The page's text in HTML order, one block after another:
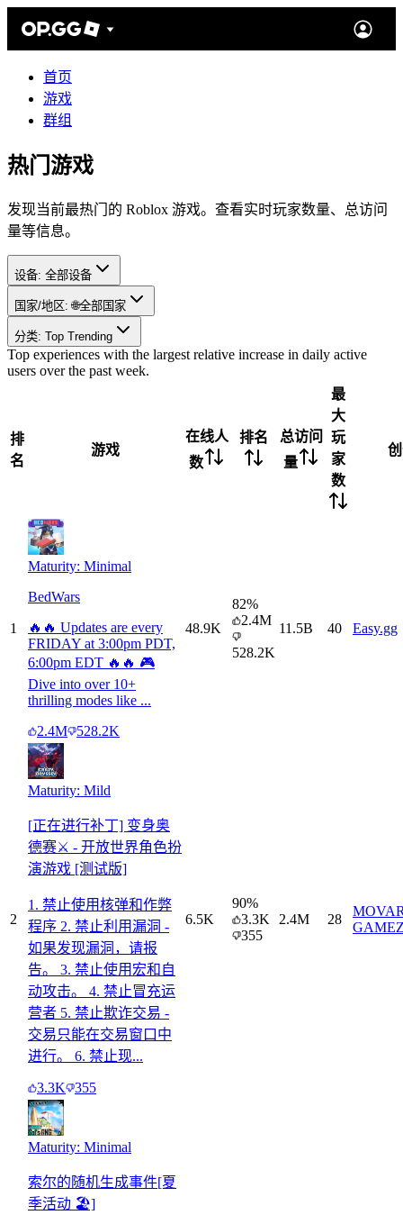
首页
游戏
群组
热门游戏
发现当前最热门的 Roblox 游戏。查看实时玩家数量、总访问
量等信息。
设备: 全部设备
国家/地区 :🌐全部国家
分类: Top Trending
Top experiences with the largest relative increase in daily active
users over the past week.
排
名
游戏
在线人
数
排名
总访问
量
最
大
玩
家
数
1
Maturity: Minimal
BedWars
🔥🔥 Updates are every
FRIDAY at 3:00pm PDT,
6:00pm EDT 🔥🔥 🎮
Dive into over 10+
thrilling modes like ...
2.4M
528.2K
48.9K
82%
2.4M
528.2K
11.5B 40 Easy.gg
2
Maturity: Mild
[正在进行补丁] 变身奥
德赛⚔️ - 开放世界角色扮
演游戏 [测试版]
1. 禁止使用核弹和作弊
程序 2. 禁止利用漏洞 -
如果发现漏洞，请报
告。 3. 禁止使用宏和自
动攻击。 4. 禁止冒充运
营者 5. 禁止欺诈交易 -
交易只能在交易窗口中
进行。 6. 禁止现...
3.3K 355
6.5K
90%
3.3K
355
2.4M 28
Maturity: Minimal
索尔的随机生成事件[夏
季活动 🏖️]